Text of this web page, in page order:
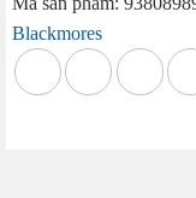
168
viên
Blackmores